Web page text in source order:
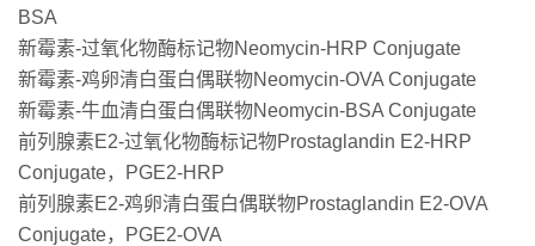
BSA
新霉素-过氧化物酶标记物Neomycin-HRP Conjugate
新霉素-鸡卵清白蛋白偶联物Neomycin-OVA Conjugate
新霉素-牛血清白蛋白偶联物Neomycin-BSA Conjugate
前列腺素E2-过氧化物酶标记物Prostaglandin E2-HRP
Conjugate，PGE2-HRP
前列腺素E2-鸡卵清白蛋白偶联物Prostaglandin E2-OVA
Conjugate，PGE2-OVA